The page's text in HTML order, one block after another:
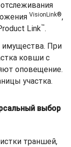
VisionLink®,
Link™.
имущества. При
ковши с
оповещение.
участка.
выбор
траншей,